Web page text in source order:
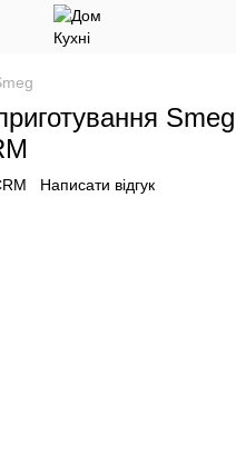
Smeg
Написати відгук